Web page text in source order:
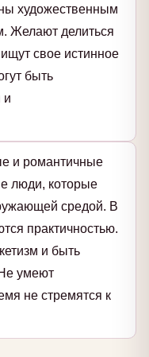
художественным
Желают делиться
свое истинное
быть
и
и романтичные
люди, которые
средой. В
практичностью.
и быть
умеют
не стремятся к